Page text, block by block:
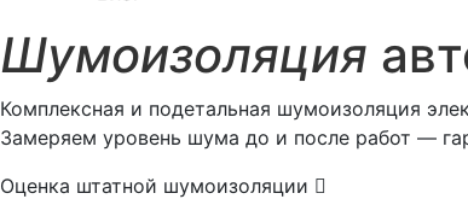
Шумоизоляция
Комплексная и подетальная шумоизоляция
Замеряем уровень шума до и после работ —
Оценка штатной шумоизоляции